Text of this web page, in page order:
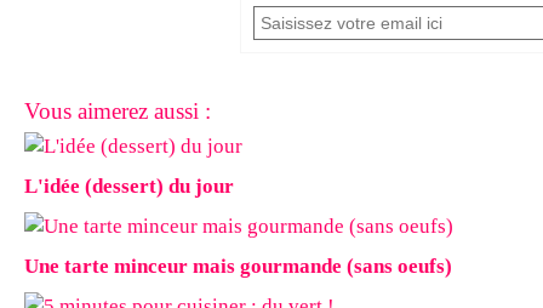
Vous aimerez aussi :
L'idée (dessert) du jour
Une tarte minceur mais gourmande (sans oeufs)